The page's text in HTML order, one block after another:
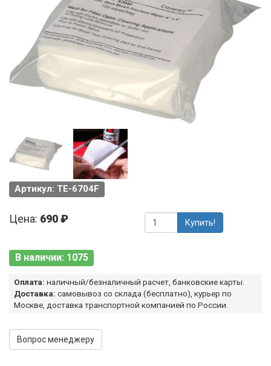
Артикул: TE-6704F
Цена: 690 ₽ Купить!
В наличии: 1075
Оплата: наличный/безналичный расчет, банковские карты.
Доставка: самовывоз со склада (бесплатно), курьер по
Москве, доставка транспортной компанией по России.
Вопрос менеджеру